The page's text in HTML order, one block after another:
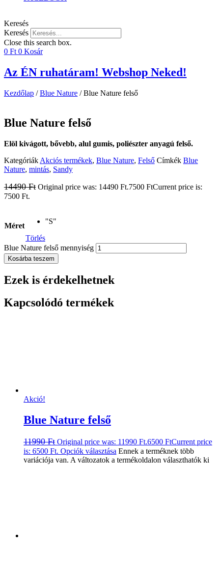
Keresés
Keresés
Close this search box.
0 Ft 0 Kosár
Az ÉN ruhatáram! Webshop Neked!
Kezdőlap /Blue Nature / Blue Nature felső
Blue Nature felső
Elöl kivágott, bővebb, alul gumis, poliészter anyagú felső.
Kategóriák Akciós termékek, Blue Nature, Felső Címkék Blue
Nature, mintás, Sandy
14490Ft Original price was: 14490 Ft.7500 FtCurrent price is:
7500 Ft.
Méret
"S"
Törlés
Blue Nature felső mennyiség
Kosárba teszem
Ezek is érdekelhetnek
Kapcsolódó termékek
Akció!
Blue Nature felső
11990Ft Original price was: 11990 Ft.6500 FtCurrent price
is: 6500 Ft. Opciók választása Ennek a terméknek több
variációja van. A változatok a termékoldalon választhatók ki